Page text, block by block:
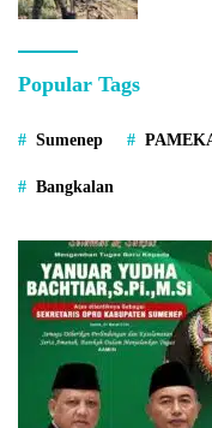
Popular Tags
Sumenep
Bangkalan